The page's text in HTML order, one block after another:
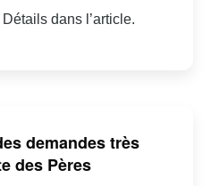
dans l’article.
demandes très
des Pères